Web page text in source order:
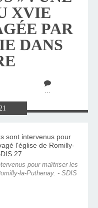
XVIE
PAR
DANS
…
pour maîtriser les
la-Puthenay. - SDIS